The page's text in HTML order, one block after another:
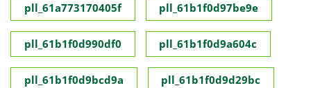
pll_61a773170405f pll_61b1f0d97be9e
pll_61b1f0d990df0 pll_61b1f0d9a604c
pll_61b1f0d9bcd9a pll_61b1f0d9d29bc